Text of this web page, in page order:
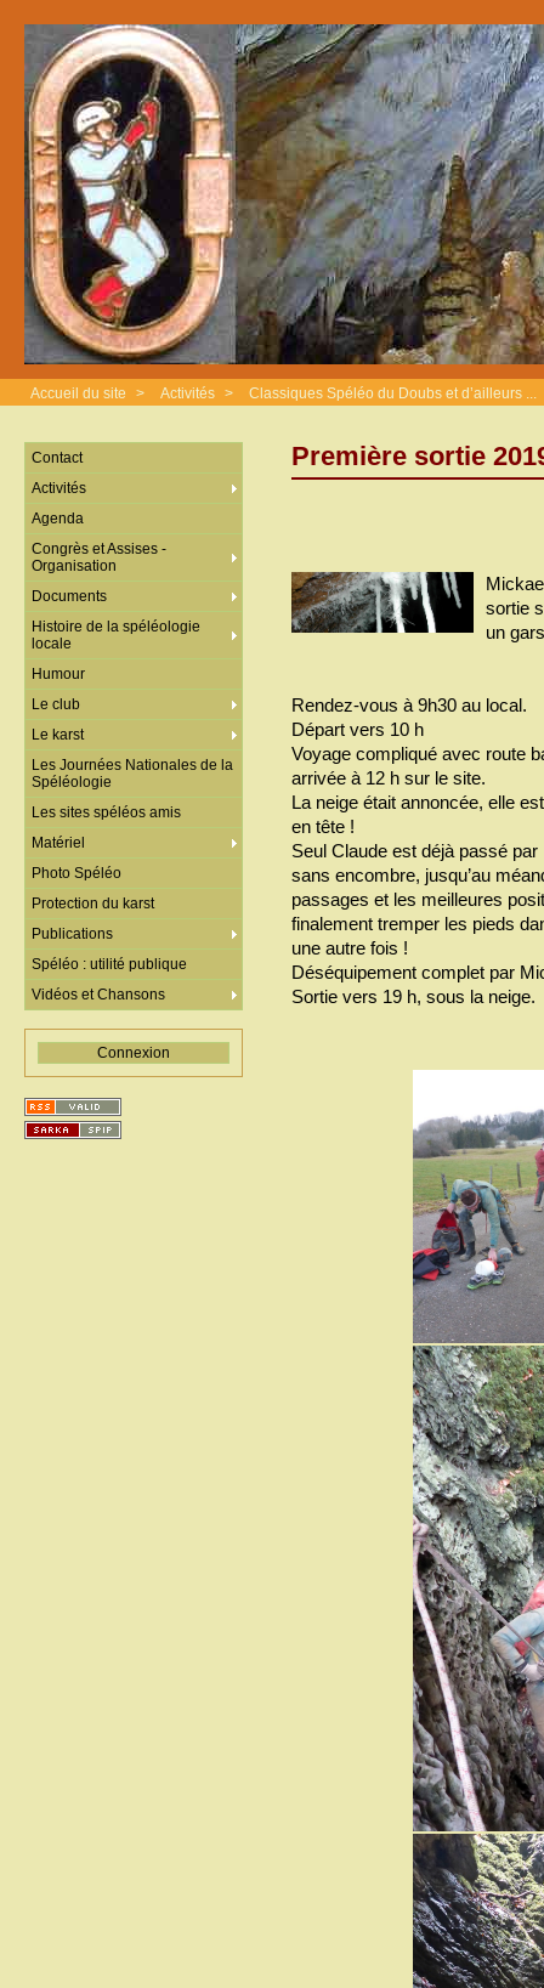
Accueil du site > Activités > Classiques Spéléo du Doubs et d’ailleurs ...
Première sortie
sortie
un
Rendez-vous à 9h30 au local.
Départ vers 10 h
Voyage compliqué avec route
arrivée à 12 h sur le site.
La neige était annoncée, elle
en tête !
Seul Claude est déjà passé
sans encombre, jusqu’au
passages et les meilleures
finalement tremper les pieds
une autre fois !
Déséquipement complet par
Sortie vers 19 h, sous la neige.
Contact
Activités
Agenda
Congrès et Assises -
Organisation
Documents
Histoire de la spéléologie
locale
Humour
Le club
Le karst
Les Journées Nationales de la
Spéléologie
Les sites spéléos amis
Matériel
Photo Spéléo
Protection du karst
Publications
Spéléo : utilité publique
Vidéos et Chansons
Connexion